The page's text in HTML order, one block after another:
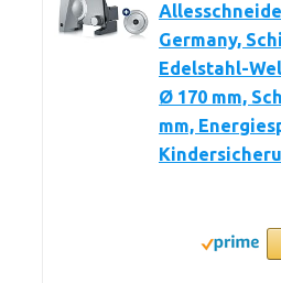
Germany,
Edelstahl-
Ø 170 mm,
mm,